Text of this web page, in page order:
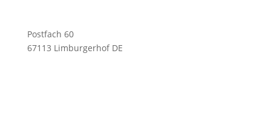
Postfach 60
67113 Limburgerhof DE